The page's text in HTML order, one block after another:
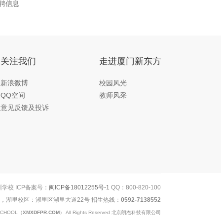
信息
关注我们
新浪微博
QQ空间
意见反馈及投诉
走进厦门新东方
校园风光
教师风采
校 ICP备案号： 闽ICP备18012255号-1 QQ：800-820-100
湖里校区：湖里区湖里大道22号 招生热线： 0592-7138552
（XMXDFPR.COM） All Rights Reserved 北京朗杰科技有限公司